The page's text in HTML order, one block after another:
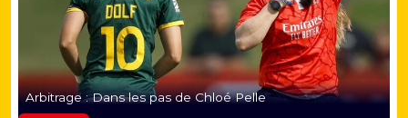
Arbitrage : Dans les pas de Chloé Pelle